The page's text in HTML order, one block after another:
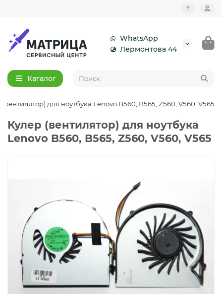
₸
WhatsApp
Лермонтова 44
Каталог
(вентилятор) для ноутбука Lenovo B560, B565, Z560, V560, V565
Кулер (вентилятор) для ноутбука
Lenovo B560, B565, Z560, V560, V565